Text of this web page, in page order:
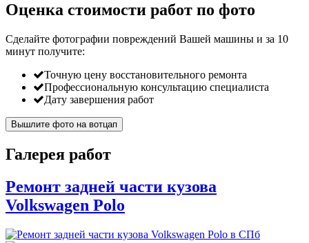
Оценка стоимости работ по фото
Сделайте фотографии повреждений Вашей машины и за 10
минут получите:
Точную цену восстановительного ремонта
Профессиональную консультацию специалиста
Дату завершения работ
Вышлите фото на вотцап
Галерея работ
Ремонт задней части кузова
Volkswagen Polo